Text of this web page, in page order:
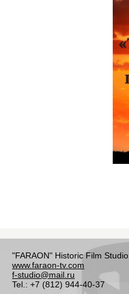
"FARAON" Historic Film Studio
www.faraon-tv.com
f-studio@mail.ru
Tel.: +7 (812) 944-40-37